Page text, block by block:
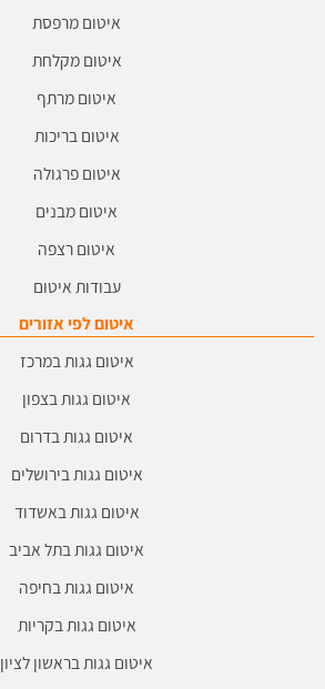
איטום מרפסת
איטום מקלחת
איטום מרתף
איטום בריכות
איטום פרגולה
איטום מבנים
איטום רצפה
עבודות איטום
איטום לפי אזורים
איטום גגות במרכז
איטום גגות בצפון
איטום גגות בדרום
איטום גגות בירושלים
איטום גגות באשדוד
איטום גגות בתל אביב
איטום גגות בחיפה
איטום גגות בקריות
איטום גגות בראשון לציון